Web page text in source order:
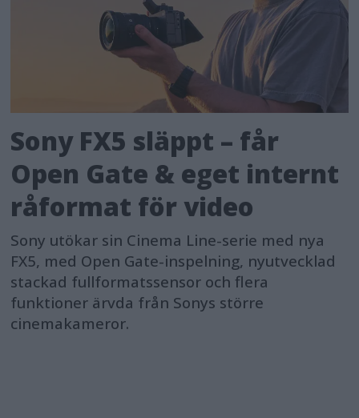
Sony FX5 släppt – får
Open Gate & eget internt
råformat för video
Sony utökar sin Cinema Line-serie med nya
FX5, med Open Gate-inspelning, nyutvecklad
stackad fullformatssensor och flera
funktioner ärvda från Sonys större
cinemakameror.